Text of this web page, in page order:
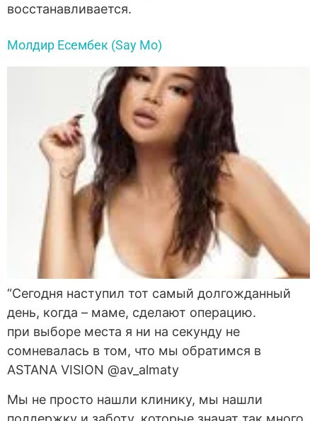
восстанавливается.
Молдир Есембек (Say Mo)
“Сегодня наступил тот самый долгожданный
день, когда – маме, сделают операцию.
при выборе места я ни на секунду не
сомневалась в том, что мы обратимся в
ASTANA VISION @av_almaty
Мы не просто нашли клинику, мы нашли